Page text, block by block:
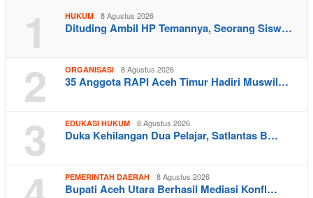
1 HUKUM 8 Agustus 2026
Dituding Ambil HP Temannya, Seorang Sisw…
2 ORGANISASI 8 Agustus 2026
35 Anggota RAPI Aceh Timur Hadiri Muswil…
3 EDUKASI HUKUM 8 Agustus 2026
Duka Kehilangan Dua Pelajar, Satlantas B…
PEMERINTAH DAERAH 8 Agustus 2026
Bupati Aceh Utara Berhasil Mediasi Konfl…